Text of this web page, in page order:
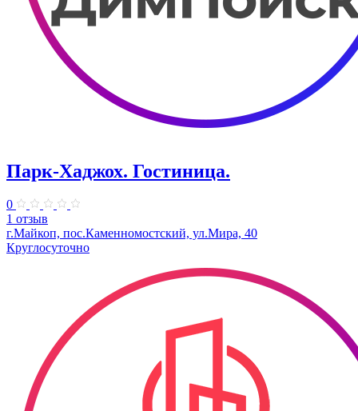
Парк-Хаджох. Гостиница.
0
1 отзыв
г.Майкоп, пос.Каменномостский, ул.Мира, 40
Круглосуточно